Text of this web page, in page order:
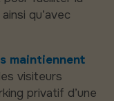
qu’avec
maintiennent
visiteurs
privatif d’une